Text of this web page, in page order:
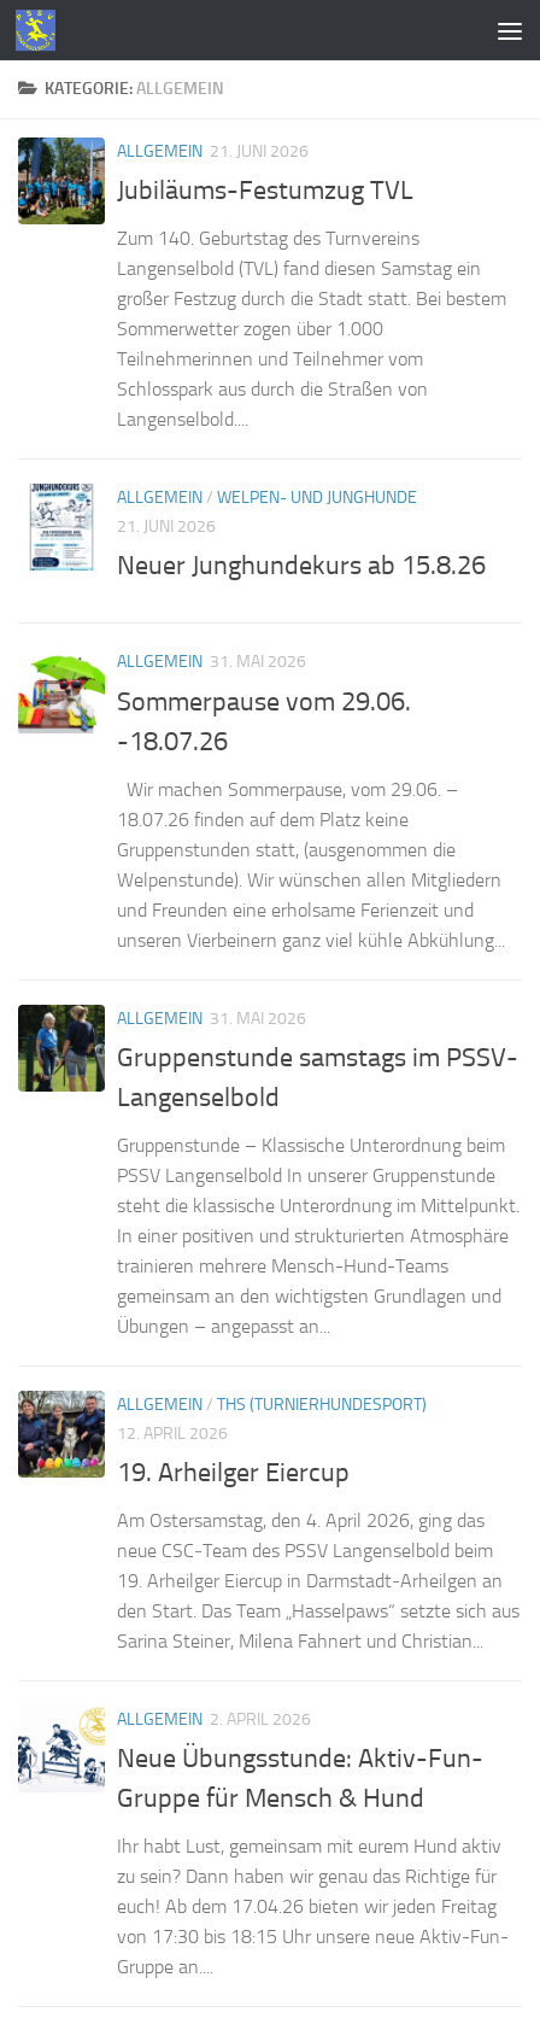
Zum Inhalt springen
KATEGORIE:ALLGEMEIN
ALLGEMEIN 21. JUNI 2026
Jubiläums-Festumzug TVL
Zum 140. Geburtstag des Turnvereins
Langenselbold (TVL) fand diesen Samstag ein
großer Festzug durch die Stadt statt. Bei bestem
Sommerwetter zogen über 1.000
Teilnehmerinnen und Teilnehmer vom
Schlosspark aus durch die Straßen von
Langenselbold....
ALLGEMEIN/ WELPEN- UND JUNGHUNDE
21. JUNI 2026
Neuer Junghundekurs ab 15.8.26
ALLGEMEIN 31. MAI 2026
Sommerpause vom 29.06.
-18.07.26
Wir machen Sommerpause, vom 29.06. –
18.07.26 finden auf dem Platz keine
Gruppenstunden statt, (ausgenommen die
Welpenstunde). Wir wünschen allen Mitgliedern
und Freunden eine erholsame Ferienzeit und
unseren Vierbeinern ganz viel kühle Abkühlung...
ALLGEMEIN 31. MAI 2026
Gruppenstunde samstags im PSSV-
Langenselbold
Gruppenstunde – Klassische Unterordnung beim
PSSV Langenselbold In unserer Gruppenstunde
steht die klassische Unterordnung im Mittelpunkt.
In einer positiven und strukturierten Atmosphäre
trainieren mehrere Mensch-Hund-Teams
gemeinsam an den wichtigsten Grundlagen und
Übungen – angepasst an...
ALLGEMEIN/ THS (TURNIERHUNDESPORT)
12. APRIL 2026
19. Arheilger Eiercup
Am Ostersamstag, den 4. April 2026, ging das
neue CSC‑Team des PSSV Langenselbold beim
19. Arheilger Eiercup in Darmstadt‑Arheilgen an
den Start. Das Team „Hasselpaws“ setzte sich aus
Sarina Steiner, Milena Fahnert und Christian...
ALLGEMEIN 2. APRIL 2026
Neue Übungsstunde: Aktiv-Fun-
Gruppe für Mensch & Hund
Ihr habt Lust, gemeinsam mit eurem Hund aktiv
zu sein? Dann haben wir genau das Richtige für
euch! Ab dem 17.04.26 bieten wir jeden Freitag
von 17:30 bis 18:15 Uhr unsere neue Aktiv-Fun-
Gruppe an....